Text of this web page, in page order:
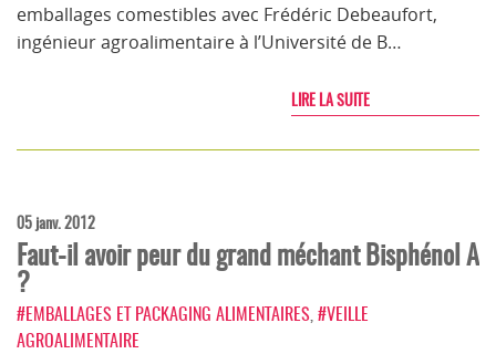
emballages comestibles avec Frédéric Debeaufort,
ingénieur agroalimentaire à l’Université de B…
LIRE LA SUITE
05 janv. 2012
Faut-il avoir peur du grand méchant Bisphénol A
?
#EMBALLAGES ET PACKAGING ALIMENTAIRES #VEILLE
AGROALIMENTAIRE